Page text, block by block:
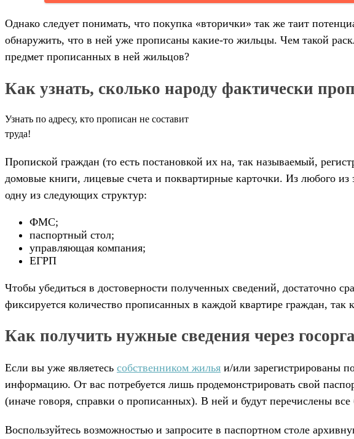
Однако следует понимать, что покупка «вторички» так же таит
обнаружить, что в ней уже прописаны какие-то жильцы. Чем такой
предмет прописанных в ней жильцов?
Как узнать, сколько народу фактически
Узнать по адресу, кто прописан не составит
труда!
Пропиской граждан (то есть постановкой их на, так называемый,
домовые книги, лицевые счета и поквартирные карточки. Из любого
одну из следующих структур:
ФМС;
паспортный стол;
управляющая компания;
ЕГРП
Чтобы убедиться в достоверности полученных сведений, достаточно
фиксируется количество прописанных в каждой квартире граждан,
Как получить нужные сведения через
Если вы уже являетесь собственником жилья и/или зарегистрированы
информацию. От вас потребуется лишь продемонстрировать свой
(иначе говоря, справки о прописанных). В ней и будут перечислены
Воспользуйтесь возможностью и запросите в паспортном столе